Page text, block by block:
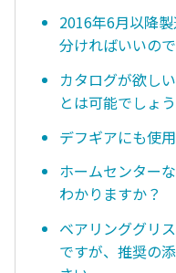
2016年6月以降
分ければいいの
カタログが欲し
とは可能でしょ
デフギアにも使
ホームセンター
わかりますか？
ベアリンググリ
ですが、推奨の